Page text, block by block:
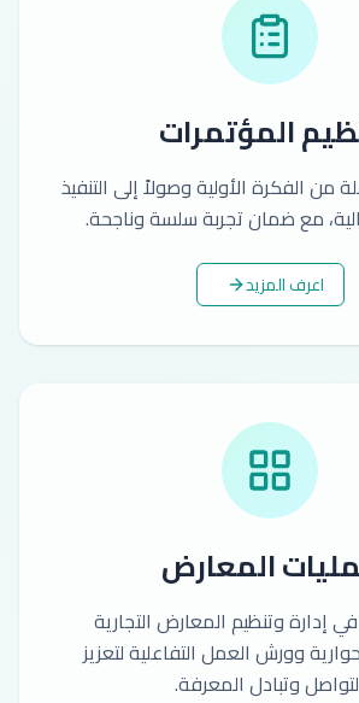
المؤتمرات
من الفكرة الأولية وصولاً إلى التنفيذ
مع ضمان تجربة سلسة وناجحة.
اعرف المزيد
المعارض
وتنظيم المعارض التجارية
وورش العمل التفاعلية لتعزيز
وتبادل المعرفة.